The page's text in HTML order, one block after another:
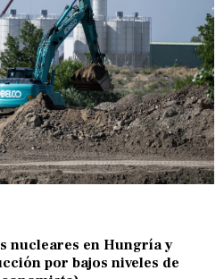
nucleares en Hungría y
por bajos niveles de